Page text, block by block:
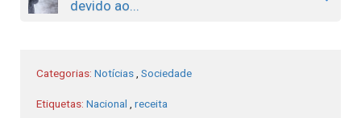
devido ao...
Categorias: Notícias Sociedade
Etiquetas: Nacional receita